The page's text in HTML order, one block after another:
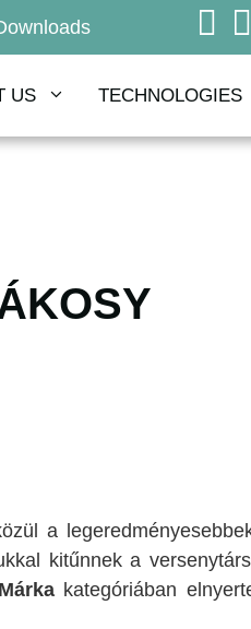
US TECHNOLOGIES
a
kitűnnek a
kategóriában